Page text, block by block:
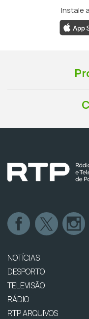
Instale
NOTÍCIAS
DESPORTO
TELEVISÃO
RÁDIO
RTP ARQUIVOS